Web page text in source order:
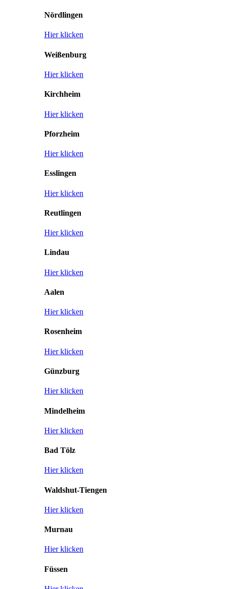
Nördlingen
Hier klicken
Weißenburg
Hier klicken
Kirchheim
Hier klicken
Pforzheim
Hier klicken
Esslingen
Hier klicken
Reutlingen
Hier klicken
Lindau
Hier klicken
Aalen
Hier klicken
Rosenheim
Hier klicken
Günzburg
Hier klicken
Mindelheim
Hier klicken
Bad Tölz
Hier klicken
Waldshut-Tiengen
Hier klicken
Murnau
Hier klicken
Füssen